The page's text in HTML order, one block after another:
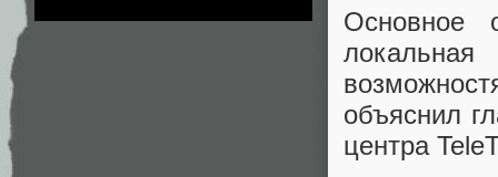
Основное
объяснил
центра